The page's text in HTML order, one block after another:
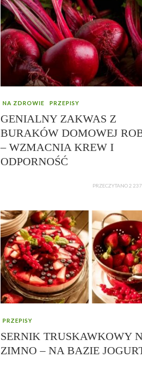
NA ZDROWIE PRZEPISY
GENIALNY ZAKWAS Z
BURAKÓW DOMOWEJ
– WZMACNIA KREW I
ODPORNOŚĆ
PRZECZYTANO 2
PRZEPISY
SERNIK TRUSKAWKOWY
ZIMNO – NA BAZIE